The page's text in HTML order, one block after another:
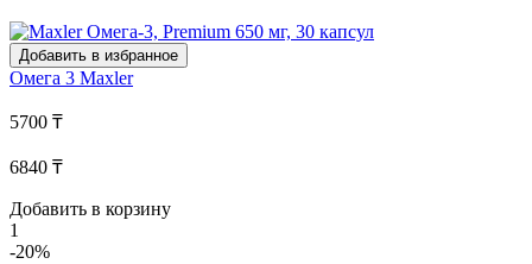
Добавить в избранное
Омега 3 Maxler
5700 ₸
6840 ₸
Добавить в корзину
1
-20%